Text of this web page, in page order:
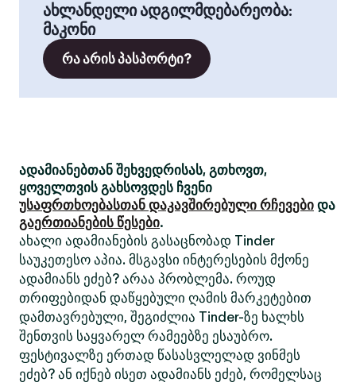
ახლანდელი ადგილმდებარეობა:
მაკონი
რა არის პასპორტი?
ადამიანებთან შეხვედრისას, გთხოვთ,
ყოველთვის გახსოვდეს ჩვენი
უსაფრთხოებასთან დაკავშირებული რჩევები და
გაერთიანების წესები.
ახალი ადამიანების გასაცნობად Tinder
საუკეთესო აპია. მსგავსი ინტერესების მქონე
ადამიანს ეძებ? არაა პრობლემა. როუდ
თრიფებიდან დაწყებული ღამის მარკეტებით
დამთავრებული, შეგიძლია Tinder-ზე ხალხს
შენთვის საყვარელ რამეებზე ესაუბრო.
ფესტივალზე ერთად წასასვლელად ვინმეს
ეძებ? ან იქნებ ისეთ ადამიანს ეძებ, რომელსაც